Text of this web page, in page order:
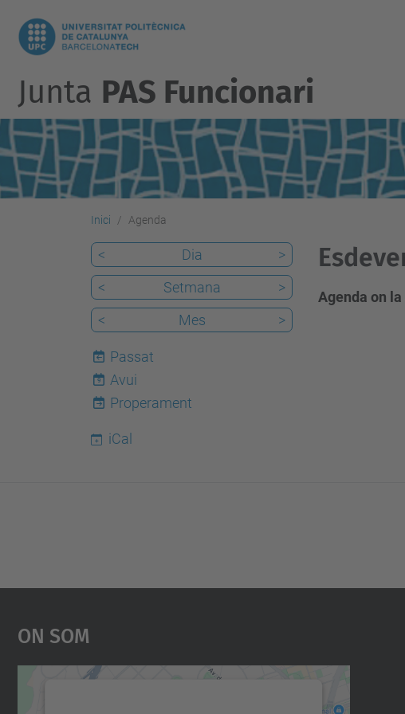
Junta PAS Funcionari
Inici Agenda
Agenda on
< Dia
>
<
Setmana
>
<
Mes >
Passat
9
Avui
Properament
iCal
On Som